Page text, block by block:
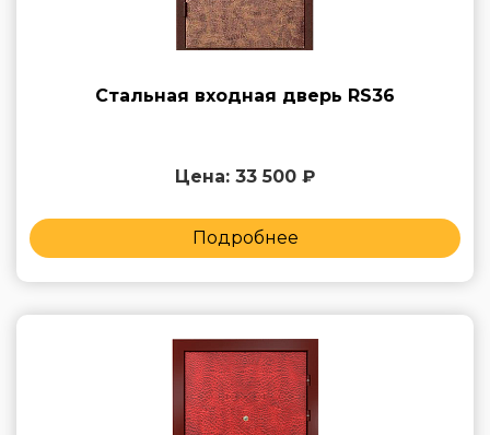
Стальная входная дверь RS36
Цена: 33 500 ₽
Подробнее